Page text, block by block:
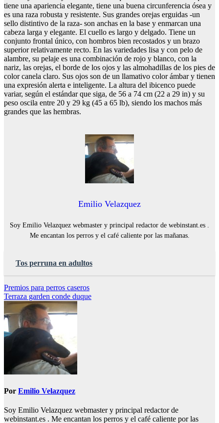
tiene una apariencia elegante, tiene una buena circunferencia ósea y
es una raza robusta y resistente. Sus grandes orejas erguidas -un
sello distintivo de la raza- son anchas en la base y enmarcan una
cabeza larga y elegante. El cuello es largo y delgado. Tiene un
conjunto frontal único, con hombros bien recostados y un brazo
superior relativamente recto. En las variedades lisa y con pelo de
alambre, su pelaje es una combinación de rojo y blanco, con la
nariz, las orejas, el borde de los ojos y las almohadillas de los pies de
color canela claro. Sus ojos son de un llamativo color ámbar y tienen
una expresión alerta e inteligente. La altura del ibicenco puede
variar, según el estándar que siga, de 56 a 74 cm (22 a 29 in) y su
peso oscila entre 20 y 29 kg (45 a 65 lb), siendo los machos más
grandes que las hembras.
Emilio Velazquez
Soy Emilio Velazquez webmaster y principal redactor de webinstant.es .
Me encantan los perros y el café caliente por las mañanas.
Tos perruna en adultos
Navegación
de
entradas
Premios para perros caseros
Terraza garden conde duque
Por Emilio Velazquez
Soy Emilio Velazquez webmaster y principal redactor de
webinstant.es . Me encantan los perros y el café caliente por las